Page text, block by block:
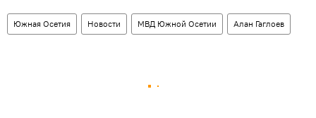
Южная Осетия Новости МВД Южной Осетии Алан Гаглоев